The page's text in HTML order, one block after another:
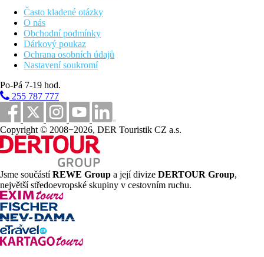
vrátit na hotel samostatně.
Průvodce neprovádí klienty uvnitř památek, pokud není v
programu uvedeno jinak.
Cestovní pojištění
Kooperativa A (50 Kč / den / osoba)
Kooperativa B Evropa (100 Kč / den / osoba)
Slavia A - Travel Standart + STORNO (60 Kč / den /
osoba)
Slavia B - Travel Plus + STORNO (76 Kč / den / osoba)
Slavia C - Travel Exclusive + STORNO (96 Kč / den /
osoba)
Srovnání pojištění
Fotogalerie
Často kladené otázky
O nás
Obchodní podmínky
Dárkový poukaz
Ochrana osobních údajů
Nastavení soukromí
Po-Pá 7-19 hod.
255 787 777
Copyright © 2008−2026, DER Touristik CZ a.s.
Jsme součástíREWE Group a její divize DERTOUR Group,
největší středoevropské skupiny v cestovním ruchu.